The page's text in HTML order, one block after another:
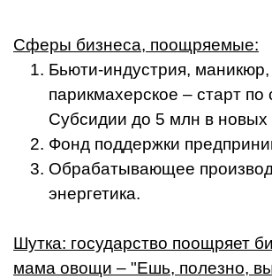
Сферы бизнеса, поощряемые:
Бьюти-индустрия, маникюр,
парикмахерское – старт по
Субсидии до 5 млн в новых
Фонд поддержки
Обрабатывающее
энергетика.
Шутка: государство поощряет
мама овощи – "Ешь, полезно,